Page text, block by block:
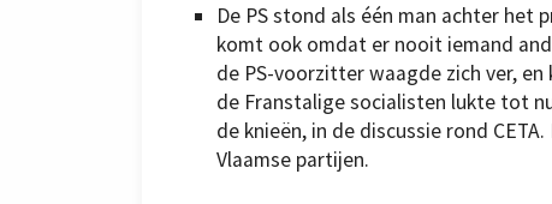
De PS stond als één man achter het
komt ook omdat er nooit iemand
de PS-voorzitter waagde zich ver,
de Franstalige socialisten lukte tot
de knieën, in de discussie rond
Vlaamse partijen.